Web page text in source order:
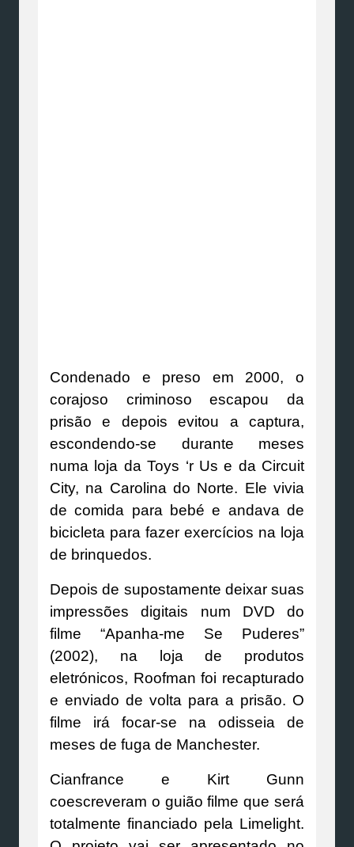
Condenado e preso em 2000, o
corajoso criminoso escapou da
prisão e depois evitou a captura,
escondendo-se durante meses
numa loja da Toys ‘r Us e da Circuit
City, na Carolina do Norte. Ele vivia
de comida para bebé e andava de
bicicleta para fazer exercícios na loja
de brinquedos.
Depois de supostamente deixar suas
impressões digitais num DVD do
filme “Apanha-me Se Puderes”
(2002), na loja de produtos
eletrónicos, Roofman foi recapturado
e enviado de volta para a prisão. O
filme irá focar-se na odisseia de
meses de fuga de Manchester.
Cianfrance e Kirt Gunn
coescreveram o guião filme que será
totalmente financiado pela Limelight.